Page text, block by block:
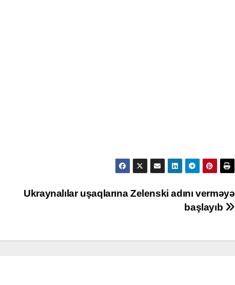
Ukraynalılar uşaqlarına Zelenski adını verməyə
başlayıb